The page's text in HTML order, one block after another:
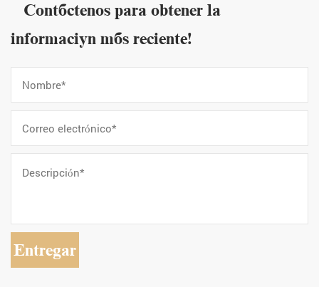
¡Contáctenos para obtener la
información más reciente!